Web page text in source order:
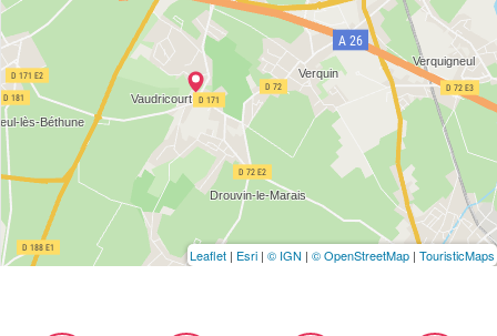
Leaflet | Esri | © IGN | © OpenStreetMap | TouristicMaps